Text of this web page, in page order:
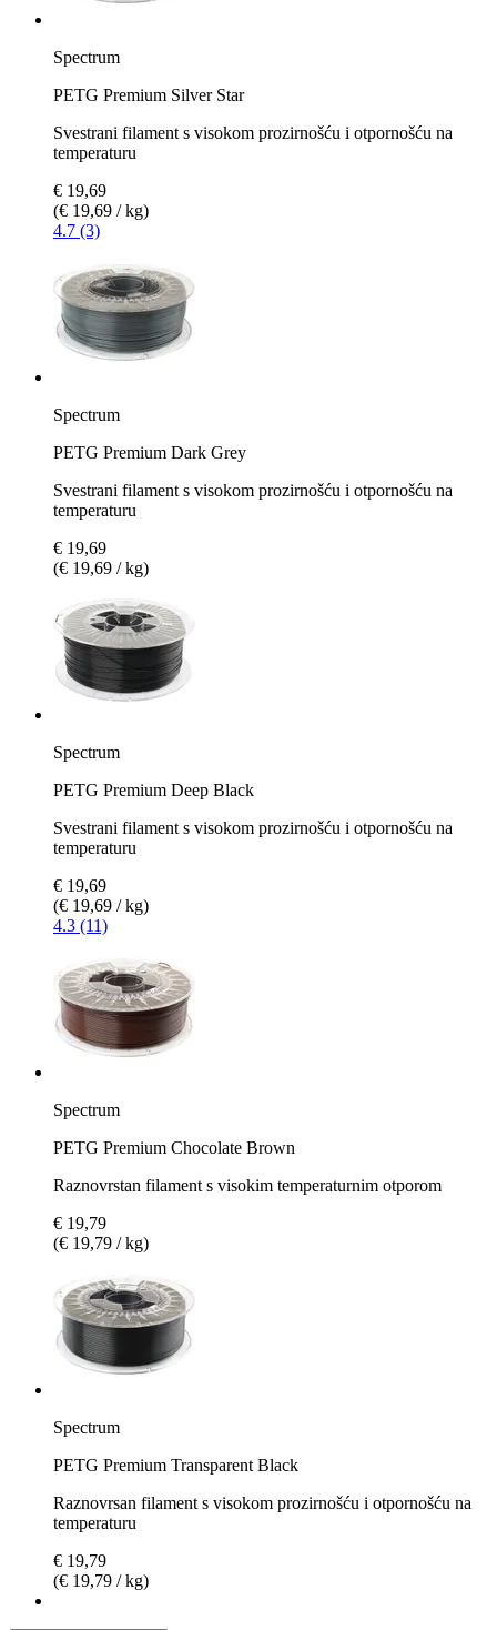
Spectrum
PETG Premium Silver Star
Svestrani filament s visokom prozirnošću i otpornošću na
temperaturu
€ 19,69
(€ 19,69 / kg)
4.7 (3)
Spectrum
PETG Premium Dark Grey
Svestrani filament s visokom prozirnošću i otpornošću na
temperaturu
€ 19,69
(€ 19,69 / kg)
Spectrum
PETG Premium Deep Black
Svestrani filament s visokom prozirnošću i otpornošću na
temperaturu
€ 19,69
(€ 19,69 / kg)
4.3 (11)
Spectrum
PETG Premium Chocolate Brown
Raznovrstan filament s visokim temperaturnim otporom
€ 19,79
(€ 19,79 / kg)
Spectrum
PETG Premium Transparent Black
Raznovrsan filament s visokom prozirnošću i otpornošću na
temperaturu
€ 19,79
(€ 19,79 / kg)